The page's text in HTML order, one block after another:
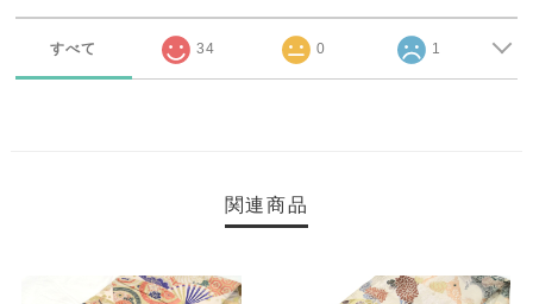
すべて 34 0 1
関連商品